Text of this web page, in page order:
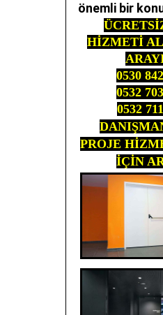
önemli bir
HİZMETİ
0530
0532
0532
PROJE
İÇİN